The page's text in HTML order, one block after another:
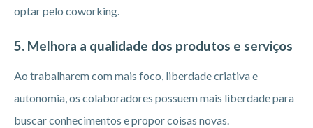
optar pelo coworking.
5. Melhora a qualidade dos produtos e serviços
Ao trabalharem com mais foco, liberdade criativa e
autonomia, os colaboradores possuem mais liberdade para
buscar conhecimentos e propor coisas novas.